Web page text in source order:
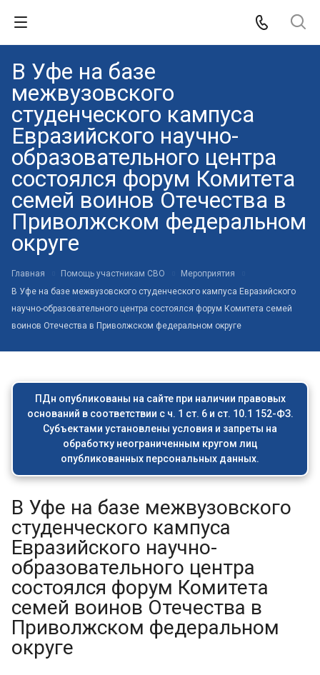
В Уфе на базе
межвузовского
студенческого кампуса
Евразийского научно-
образовательного центра
состоялся форум Комитета
семей воинов Отечества в
Приволжском федеральном
округе
Главная Помощь участникам СВО
Мероприятия
В Уфе на базе межвузовского студенческого кампуса Евразийского
научно-образовательного центра состоялся форум Комитета семей
воинов Отечества в Приволжском федеральном округе
ПДн опубликованы на сайте при наличии правовых
оснований в соответствии с ч. 1 ст. 6 и ст. 10.1 152-ФЗ.
Субъектами установлены условия и запреты на
обработку неограниченным кругом лиц
опубликованных персональных данных.
В Уфе на базе межвузовского
студенческого кампуса
Евразийского научно-
образовательного центра
состоялся форум Комитета
семей воинов Отечества в
Приволжском федеральном
округе